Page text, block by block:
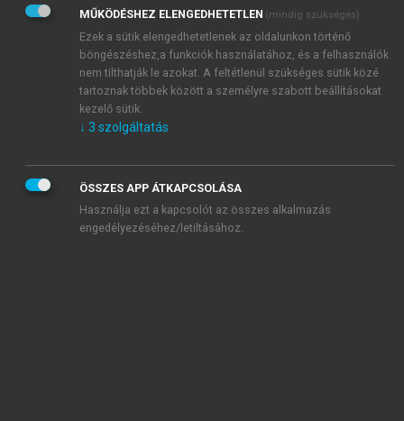
Adatkezelési tájékoztatóbanfoglaltakat tudomásul
veszem és elfogadom.
Általános vásárlási feltételeket, valamint a szotar.netés a
mersz.huoldalak licencszerződéseiben foglaltakat
tudomásul veszem és elfogadom.
KIPRÓBÁLOM
MŰKÖDÉSHEZ ELENGEDHETETLEN (mindig szükséges)
Ezek a sütik elengedhetetlenek az oldalunkon történő
böngészéshez,a funkciók használatához, és a felhasználók
nem tilthatják le azokat. A feltétlenül szükséges sütik közé
tartoznak többek között a személyre szabott beállításokat
kezelő sütik.
↓ 3 szolgáltatás
ÖSSZES APP ÁTKAPCSOLÁSA
Használja ezt a kapcsolót az összes alkalmazás
engedélyezéséhez/letiltásához.